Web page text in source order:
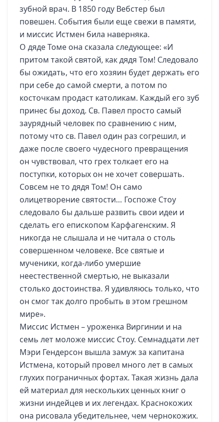
зубной врач. В 1850 году Вебстер был
повешен. События были еще свежи в памяти,
и миссис Истмен била наверняка.
О дяде Томе она сказала следующее: «И
притом такой святой, как дядя Том! Следовало
бы ожидать, что его хозяин будет держать его
при себе до самой смерти, а потом по
косточкам продаст католикам. Каждый его зуб
принес бы доход. Св. Павел просто самый
заурядный человек по сравнению с ним,
потому что св. Павел один раз согрешил, и
даже после своего чудесного превращения
он чувствовал, что грех толкает его на
поступки, которых он не хочет совершать.
Совсем не то дядя Том! Он само
олицетворение святости… Госпоже Стоу
следовало бы дальше развить свои идеи и
сделать его епископом Карфагенским. Я
никогда не слышала и не читала о столь
совершенном человеке. Все святые и
мученики, когда-либо умершие
неестественной смертью, не выказали
столько достоинства. Я удивляюсь только, что
он смог так долго пробыть в этом грешном
мире».
Миссис Истмен – уроженка Виргинии и на
семь лет моложе миссис Стоу. Семнадцати лет
Мэри Гендерсон вышла замуж за капитана
Истмена, который провел много лет в самых
глухих пограничных фортах. Такая жизнь дала
ей материал для нескольких ценных книг о
жизни индейцев и их легендах. Краснокожих
она рисовала убедительнее, чем чернокожих.